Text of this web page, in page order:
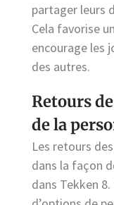
partager leurs
Cela favorise
encourage les
des autres.
Retours
de la
Les retours
dans la façon
dans Tekken